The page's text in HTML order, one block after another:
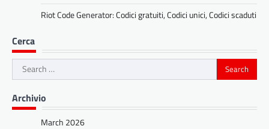
Riot Code Generator: Codici gratuiti, Codici unici, Codici scaduti
Cerca
Search
for:
Archivio
March 2026